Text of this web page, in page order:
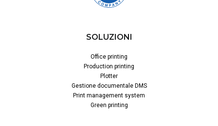
SOLUZIONI
Office printing
Production printing
Plotter
Gestione documentale DMS
Print management system
Green printing